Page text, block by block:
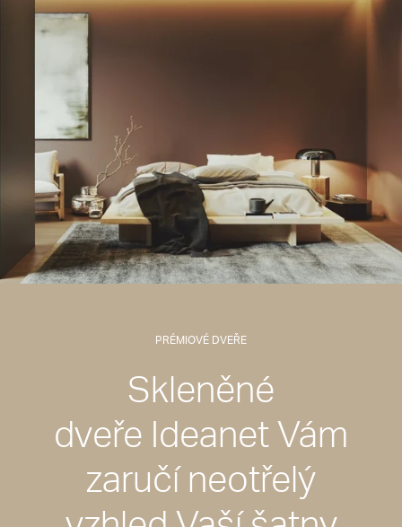
PRÉMIOVÉ DVEŘE
Skleněné
dveře Ideanet Vám
zaručí neotřelý